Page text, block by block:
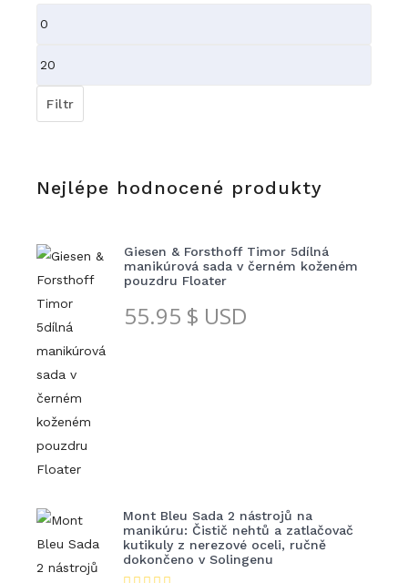
Minimální
Maximální
cena
Filtr
Nejlépe hodnocené produkty
Giesen & Forsthoff Timor 5dílná
manikúrová sada v černém koženém
pouzdru Floater
55.95 $ USD
Mont Bleu Sada 2 nástrojů na
manikúru: Čistič nehtů a zatlačovač
kutikuly z nerezové oceli, ručně
dokončeno v Solingenu